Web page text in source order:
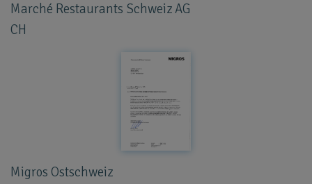
Marché Restaurants Schweiz AG
CH
Migros Ostschweiz